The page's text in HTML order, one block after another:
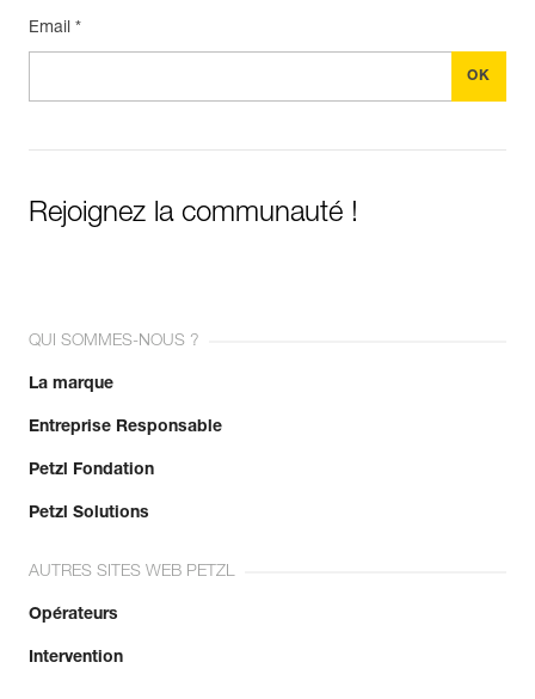
Email *
Rejoignez la communauté !
QUI SOMMES-NOUS ?
La marque
Entreprise Responsable
Petzl Fondation
Petzl Solutions
AUTRES SITES WEB PETZL
Opérateurs
Intervention